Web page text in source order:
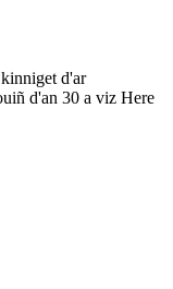
d'ar
d'an 30 a viz Here